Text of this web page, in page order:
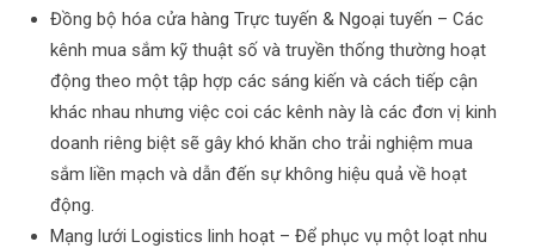
Đồng bộ hóa cửa hàng Trực tuyến & Ngoại tuyến – Các
kênh mua sắm kỹ thuật số và truyền thống thường hoạt
động theo một tập hợp các sáng kiến ​​và cách tiếp cận
khác nhau nhưng việc coi các kênh này là các đơn vị kinh
doanh riêng biệt sẽ gây khó khăn cho trải nghiệm mua
sắm liền mạch và dẫn đến sự không hiệu quả về hoạt
động.
Mạng lưới Logistics linh hoạt – Để phục vụ một loạt nhu